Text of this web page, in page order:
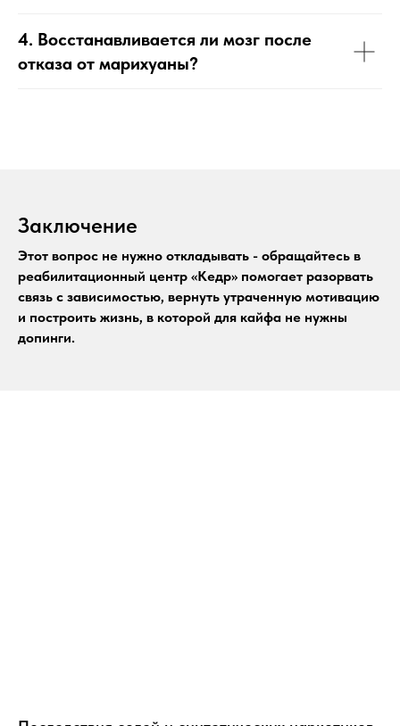
4. Восстанавливается ли мозг после
отказа от марихуаны?
Заключение
Этот вопрос не нужно откладывать - обращайтесь в
реабилитационный центр «Кедр» помогает разорвать
связь с зависимостью, вернуть утраченную мотивацию
и построить жизнь, в которой для кайфа не нужны
допинги.